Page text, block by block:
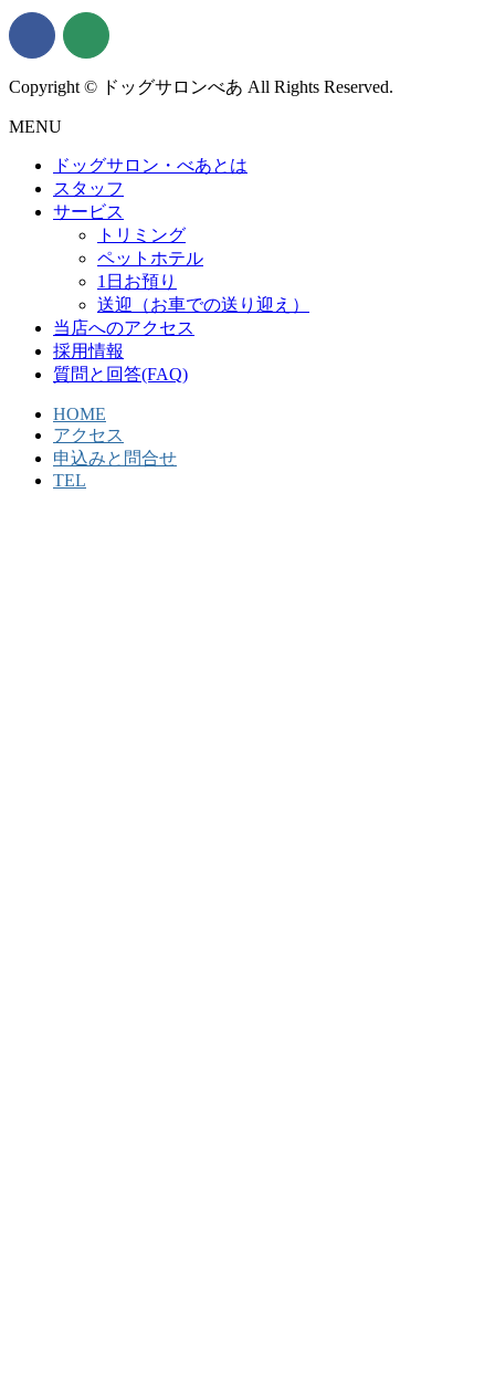
Copyright © ドッグサロンべあ All Rights Reserved.
MENU
ドッグサロン・べあとは
スタッフ
サービス
トリミング
ペットホテル
1日お預り
送迎（お車での送り迎え）
当店へのアクセス
採用情報
質問と回答(FAQ)
HOME
アクセス
申込みと問合せ
TEL